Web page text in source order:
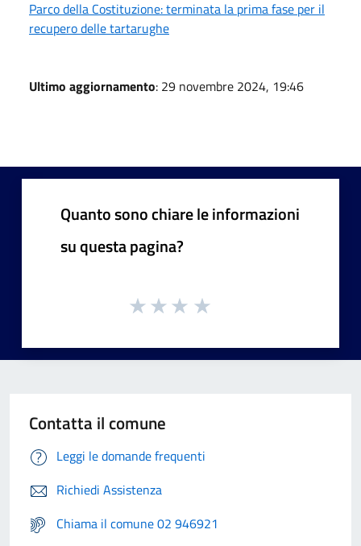
Parco della Costituzione: terminata la prima fase per il
recupero delle tartarughe
Ultimo aggiornamento: 29 novembre 2024, 19:46
Quanto sono chiare le informazioni
su questa pagina?
Contatta il comune
Leggi le domande frequenti
Richiedi Assistenza
Chiama il comune 02 946921